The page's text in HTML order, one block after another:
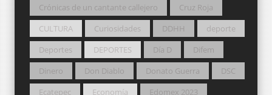
Crónicas de un cantante callejero
Cruz Roja
CULTURA
Curiosidades DDHH
deporte
Deportes
DEPORTES Día D
Difem
Dinero
Don Diablo Donato Guerra
DSC
Ecatepec
Economía
Edomex 2023